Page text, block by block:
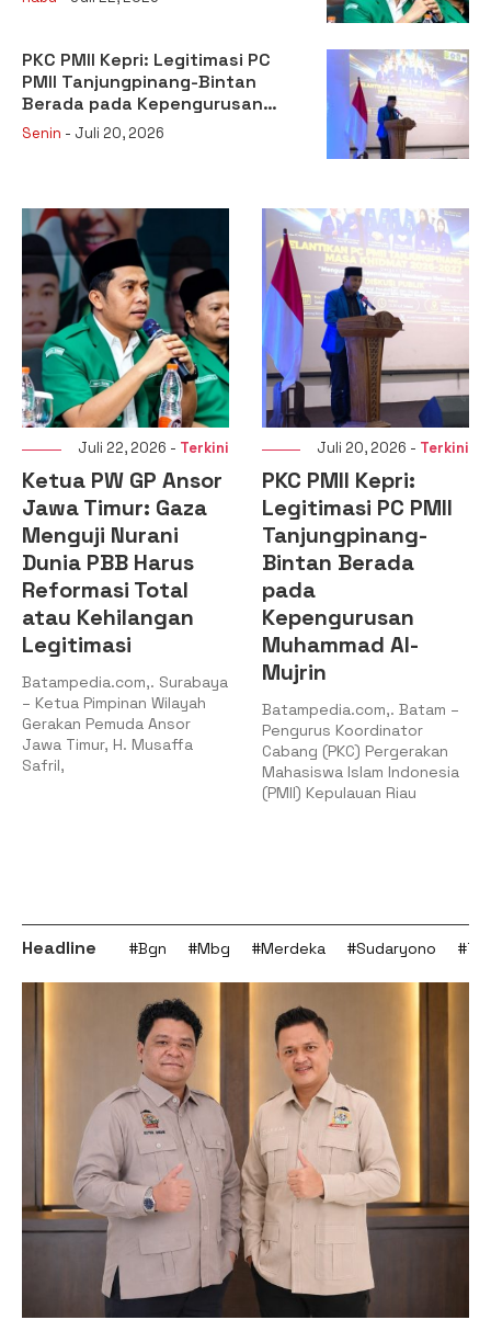
PKC PMII Kepri: Legitimasi PC
PMII Tanjungpinang-Bintan
Berada pada Kepengurusan
Muhammad Al-Mujrin
Senin - Juli 20, 2026
Juli 22, 2026 - Terkini
Ketua PW GP Ansor
Jawa Timur: Gaza
Menguji Nurani
Dunia PBB Harus
Reformasi Total
atau Kehilangan
Legitimasi
Batampedia.com,. Surabaya
– Ketua Pimpinan Wilayah
Gerakan Pemuda Ansor
Jawa Timur, H. Musaffa
Safril,
Juli 20, 2026 - Terkini
PKC PMII Kepri:
Legitimasi PC PMII
Tanjungpinang-
Bintan Berada
pada
Kepengurusan
Muhammad Al-
Mujrin
Batampedia.com,. Batam –
Pengurus Koordinator
Cabang (PKC) Pergerakan
Mahasiswa Islam Indonesia
(PMII) Kepulauan Riau
Headline #Bgn #Mbg #Merdeka #Sudaryono